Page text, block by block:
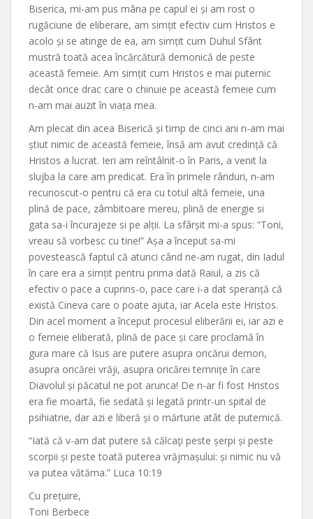
Biserica, mi-am pus mâna pe capul ei și am rost o
rugăciune de eliberare, am simțit efectiv cum Hristos e
acolo și se atinge de ea, am simțit cum Duhul Sfânt
mustră toată acea încărcătură demonică de peste
această femeie. Am simțit cum Hristos e mai puternic
decât orice drac care o chinuie pe această femeie cum
n-am mai auzit în viața mea.
Am plecat din acea Biserică și timp de cinci ani n-am mai
știut nimic de această femeie, însă am avut credință că
Hristos a lucrat. Ieri am reîntâlnit-o în Paris, a venit la
slujba la care am predicat. Era în primele rânduri, n-am
recunoscut-o pentru că era cu totul altă femeie, una
plină de pace, zâmbitoare mereu, plină de energie si
gata sa-i încurajeze si pe alții. La sfârșit mi-a spus: “Toni,
vreau să vorbesc cu tine!” Așa a început sa-mi
povestească faptul că atunci când ne-am rugat, din Iadul
în care era a simțit pentru prima dată Raiul, a zis că
efectiv o pace a cuprins-o, pace care i-a dat speranță că
există Cineva care o poate ajuta, iar Acela este Hristos.
Din acel moment a început procesul eliberării ei, iar azi e
o femeie eliberată, plină de pace și care proclamă în
gura mare că Isus are putere asupra oricărui demon,
asupra oricărei vrăji, asupra oricărei temnițe în care
Diavolul și păcatul ne pot arunca! De n-ar fi fost Hristos
era fie moartă, fie sedată și legată printr-un spital de
psihiatrie, dar azi e liberă și o mărturie atât de puternică.
“Iată că v-am dat putere să călcaţi peste șerpi și peste
scorpii și peste toată puterea vrăjmașului: și nimic nu vă
va putea vătăma.” Luca 10:19
Cu prețuire,
Toni Berbece